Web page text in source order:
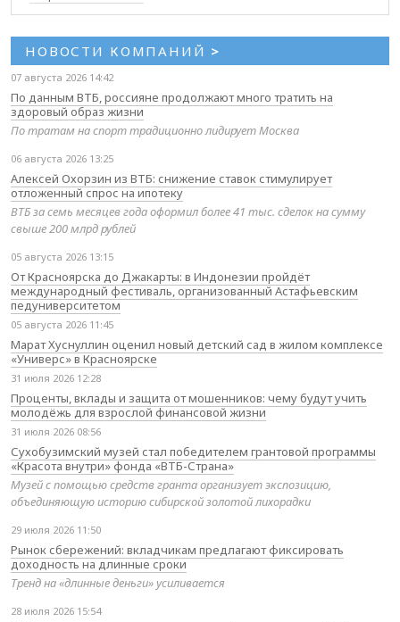
НОВОСТИ КОМПАНИЙ >
07 августа 2026 14:42
По данным ВТБ, россияне продолжают много тратить на
здоровый образ жизни
По тратам на спорт традиционно лидирует Москва
06 августа 2026 13:25
Алексей Охорзин из ВТБ: снижение ставок стимулирует
отложенный спрос на ипотеку
ВТБ за семь месяцев года оформил более 41 тыс. сделок на сумму
свыше 200 млрд рублей
05 августа 2026 13:15
От Красноярска до Джакарты: в Индонезии пройдёт
международный фестиваль, организованный Астафьевским
педуниверситетом
05 августа 2026 11:45
Марат Хуснуллин оценил новый детский сад в жилом комплексе
«Универс» в Красноярске
31 июля 2026 12:28
Проценты, вклады и защита от мошенников: чему будут учить
молодёжь для взрослой финансовой жизни
31 июля 2026 08:56
Сухобузимский музей стал победителем грантовой программы
«Красота внутри» фонда «ВТБ-Страна»
Музей с помощью средств гранта организует экспозицию,
объединяющую историю сибирской золотой лихорадки
29 июля 2026 11:50
Рынок сбережений: вкладчикам предлагают фиксировать
доходность на длинные сроки
Тренд на «длинные деньги» усиливается
28 июля 2026 15:54